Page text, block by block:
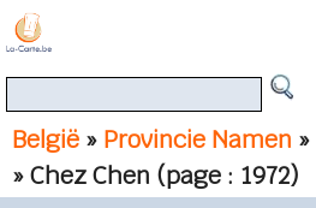
België » Provincie Namen »
» Chez Chen (page : 1972)